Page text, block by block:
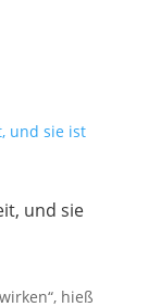
und sie
hieß